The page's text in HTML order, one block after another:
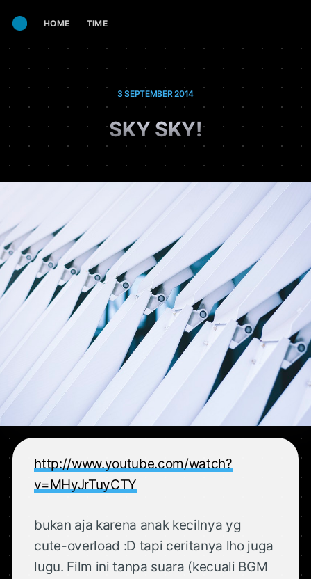
HOME TIME
3 SEPTEMBER 2014
SKY SKY!
http://www.youtube.com/watch?
v=MHyJrTuyCTY
bukan aja karena anak kecilnya yg
cute-overload :D tapi ceritanya lho juga
lugu. Film ini tanpa suara (kecuali BGM